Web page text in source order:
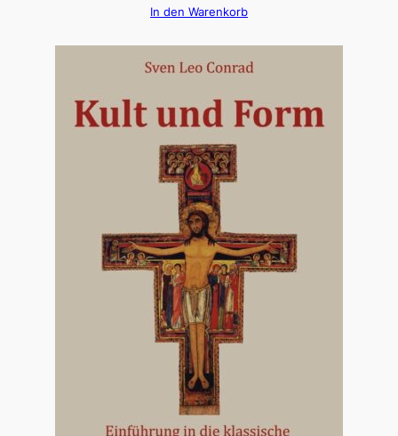
In den Warenkorb